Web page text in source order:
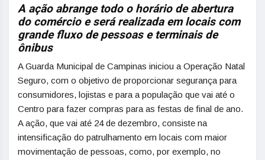
A ação abrange todo o horário de abertura
do comércio e será realizada em locais com
grande fluxo de pessoas e terminais de
ônibus
A Guarda Municipal de Campinas iniciou a Operação Natal
Seguro, com o objetivo de proporcionar segurança para
consumidores, lojistas e para a população que vai até o
Centro para fazer compras para as festas de final de ano.
A ação, que vai até 24 de dezembro, consiste na
intensificação do patrulhamento em locais com maior
movimentação de pessoas, como, por exemplo, no